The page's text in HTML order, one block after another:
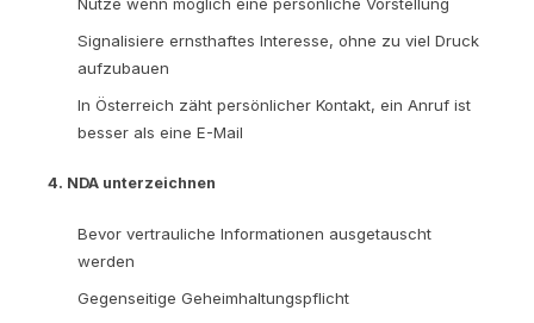
Signalisiere ernsthaftes Interesse, ohne zu viel Druck
aufzubauen
In Österreich zäht persönlicher Kontakt, ein Anruf ist
besser als eine E-Mail
4. NDA unterzeichnen
Bevor vertrauliche Informationen ausgetauscht
werden
Gegenseitige Geheimhaltungspflicht